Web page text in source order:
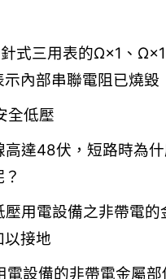
式三用表的Ω×1、
示內部串聯電阻已燒毀
全低壓
達48伏，短路時為
壓用電設備之非帶電的
以接地
電設備的非帶電金屬部